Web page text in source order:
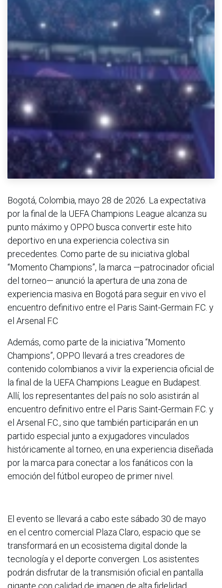
Bogotá, Colombia, mayo 28 de 2026. La expectativa
por la final de la UEFA Champions League alcanza su
punto máximo y OPPO busca convertir este hito
deportivo en una experiencia colectiva sin
precedentes. Como parte de su iniciativa global
“Momento Champions”, la marca —patrocinador oficial
del torneo— anunció la apertura de una zona de
experiencia masiva en Bogotá para seguir en vivo el
encuentro definitivo entre el Paris Saint-Germain F.C. y
el Arsenal F.C
Además, como parte de la iniciativa “Momento
Champions”, OPPO llevará a tres creadores de
contenido colombianos a vivir la experiencia oficial de
la final de la UEFA Champions League en Budapest.
Allí, los representantes del país no solo asistirán al
encuentro definitivo entre el Paris Saint-Germain F.C. y
el Arsenal F.C., sino que también participarán en un
partido especial junto a exjugadores vinculados
históricamente al torneo, en una experiencia diseñada
por la marca para conectar a los fanáticos con la
emoción del fútbol europeo de primer nivel.
El evento se llevará a cabo este sábado 30 de mayo
en el centro comercial Plaza Claro, espacio que se
transformará en un ecosistema digital donde la
tecnología y el deporte convergen. Los asistentes
podrán disfrutar de la transmisión oficial en pantalla
gigante con calidad de imagen de alta fidelidad,